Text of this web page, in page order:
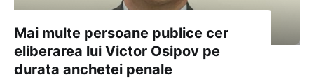
Mai multe persoane publice cer
eliberarea lui Victor Osipov pe
durata anchetei penale